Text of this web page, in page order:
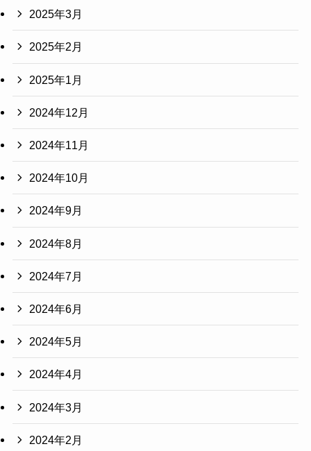
2025年3月
2025年2月
2025年1月
2024年12月
2024年11月
2024年10月
2024年9月
2024年8月
2024年7月
2024年6月
2024年5月
2024年4月
2024年3月
2024年2月